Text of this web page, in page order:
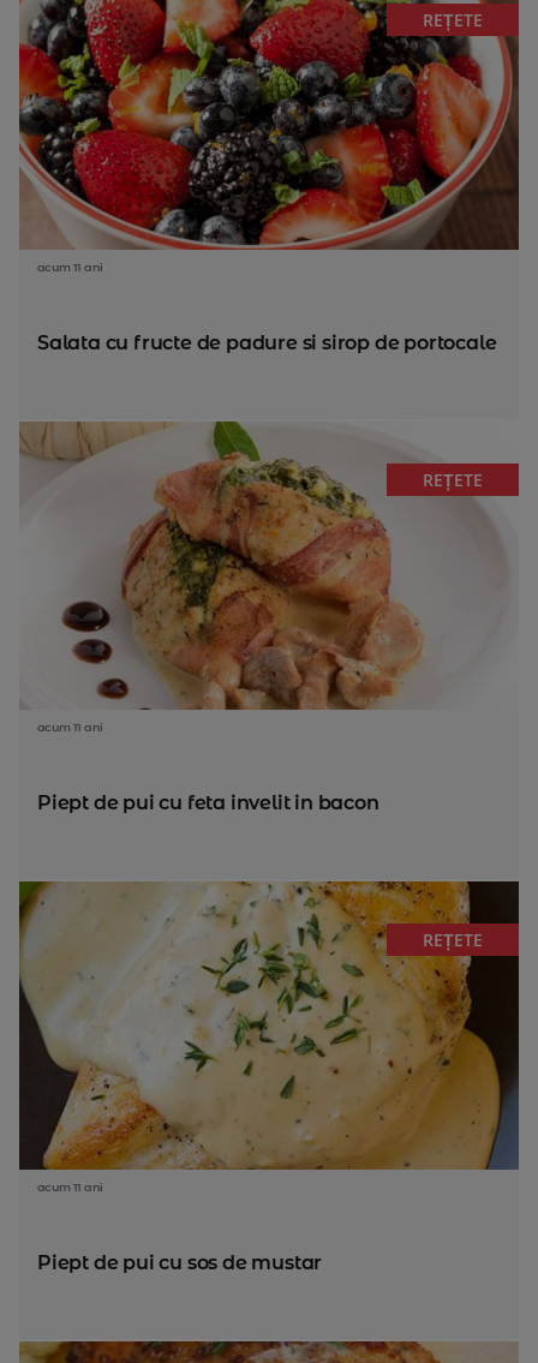
REȚETE
acum 11 ani
Salata cu fructe de padure si sirop de portocale
REȚETE
acum 11 ani
Piept de pui cu feta invelit in bacon
REȚETE
acum 11 ani
Piept de pui cu sos de mustar